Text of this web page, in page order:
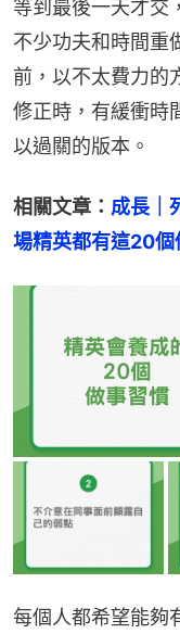
等到最後一天才交
不少功夫和時間重
前，以不太費力的
修正時，有緩衝時
以過關的版本。
相關文章： 成長｜
場精英都有這20個
每個人都希望能夠